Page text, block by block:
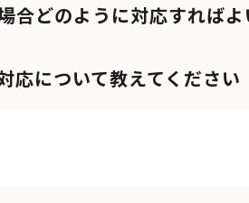
合どのように対応すればよ
応について教えてください